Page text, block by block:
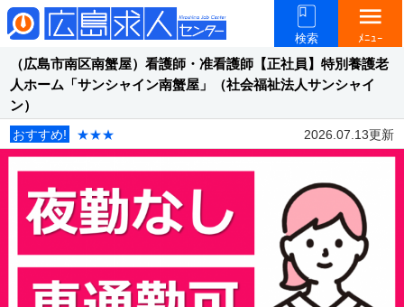
検索
menu
ﾒﾆｭｰ
（広島市南区南蟹屋）看護師・准看護師【正社員】特別養護老
人ホーム「サンシャイン南蟹屋」（社会福祉法人サンシャイ
ン）
おすすめ! ★★★ 2026.07.13更新